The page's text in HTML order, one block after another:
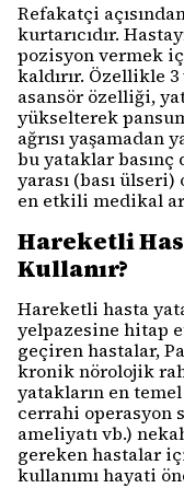
Refakatçi
kurtarıcıdır.
pozisyon vermek
kaldırır. Özellikle
asansör özelliği,
yükselterek
ağrısı yaşamadan
bu yataklar basınç
yarası (bası
en etkili medikal
Hareketli
Kullanır?
Hareketli hasta
yelpazesine hitap
geçiren hastalar,
kronik nörolojik
yatakların en temel
cerrahi operasyon
ameliyatı vb.)
gereken hastalar
kullanımı hayati